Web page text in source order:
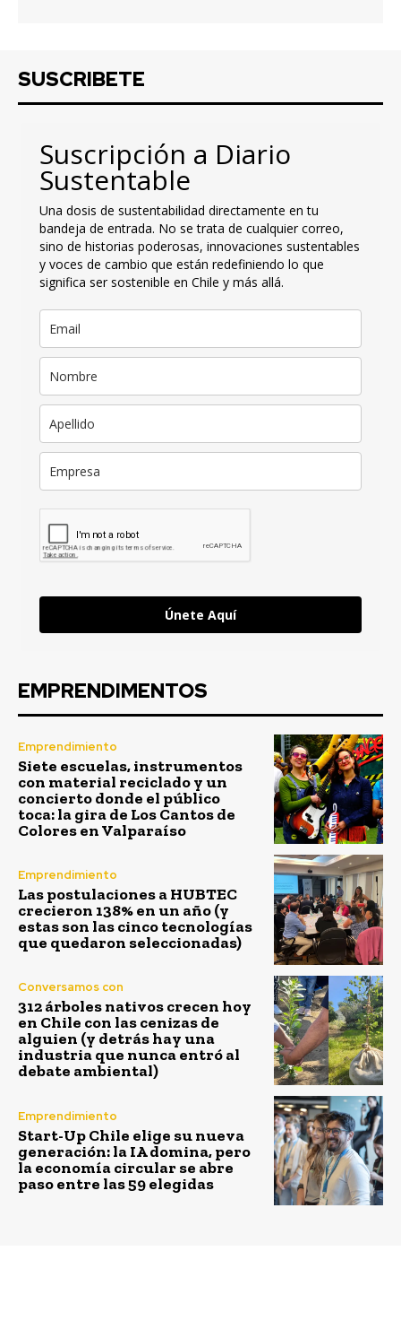
SUSCRIBETE
Suscripción a Diario
Sustentable
Una dosis de sustentabilidad directamente en tu
bandeja de entrada. No se trata de cualquier correo,
sino de historias poderosas, innovaciones sustentables
y voces de cambio que están redefiniendo lo que
significa ser sostenible en Chile y más allá.
Únete Aquí
EMPRENDIMENTOS
Emprendimiento
Siete escuelas, instrumentos
con material reciclado y un
concierto donde el público
toca: la gira de Los Cantos de
Colores en Valparaíso
Emprendimiento
Las postulaciones a HUBTEC
crecieron 138% en un año (y
estas son las cinco tecnologías
que quedaron seleccionadas)
Conversamos con
312 árboles nativos crecen hoy
en Chile con las cenizas de
alguien (y detrás hay una
industria que nunca entró al
debate ambiental)
Emprendimiento
Start-Up Chile elige su nueva
generación: la IA domina, pero
la economía circular se abre
paso entre las 59 elegidas